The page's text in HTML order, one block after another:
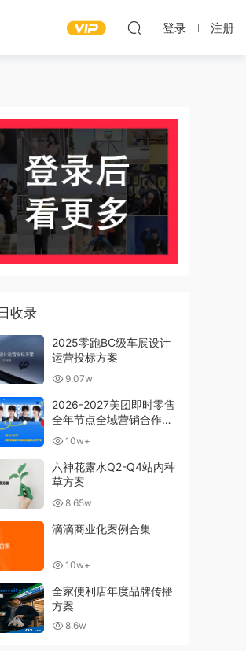
登录 注册
收录
2025零跑BC级车展设计
运营投标方案
9.07w
2026-2027美团即时零售
全年节点全域营销合作方
案 10w+
六神花露水Q2-Q4站内种
草方案
8.65w
滴滴商业化案例合集
10w+
全家便利店年度品牌传播
方案
8.6w